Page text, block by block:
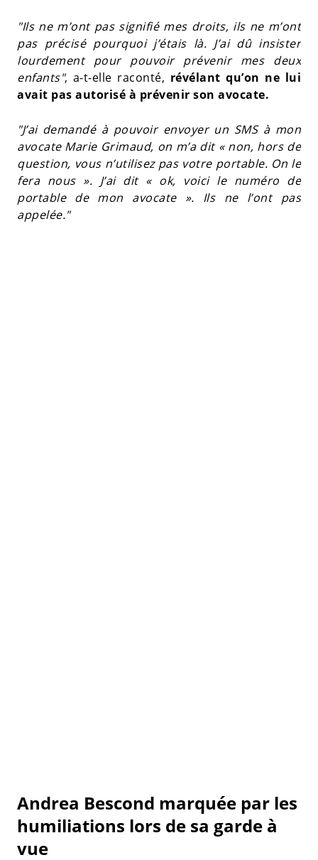
"Ils ne m’ont pas signifié mes droits, ils ne m’ont
pas précisé pourquoi j’étais là. J’ai dû insister
lourdement pour pouvoir prévenir mes deux
enfants", a-t-elle raconté, révélant qu’on ne lui
avait pas autorisé à prévenir son avocate.
"J’ai demandé à pouvoir envoyer un SMS à mon
avocate Marie Grimaud, on m’a dit « non, hors de
question, vous n’utilisez pas votre portable. On le
fera nous ». J’ai dit « ok, voici le numéro de
portable de mon avocate ». Ils ne l’ont pas
appelée."
Andrea Bescond marquée par les
humiliations lors de sa garde à
vue